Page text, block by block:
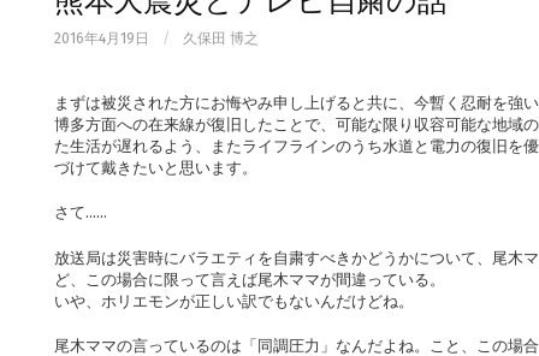
2016年4月19日 / 久保田 博之
まずは被災された方にお悔やみ申し上げると共に、今暫く忍耐を強
博多方面への在来線が復旧したことで、可能な限り収容可能な地域
た生活が遅れるよう、またライフラインのうち水道と電力の復旧を
づけて戴きたいと思います。
さて……
放送局は災害時にバラエティを自粛すべきかどうかについて、尾木
ど、この場合に限って言えば尾木ママが間違っている。
いや、ホリエモンが正しい訳でもないんだけどね。
尾木ママの言っているのは「同調圧力」なんだよね。こと、この場